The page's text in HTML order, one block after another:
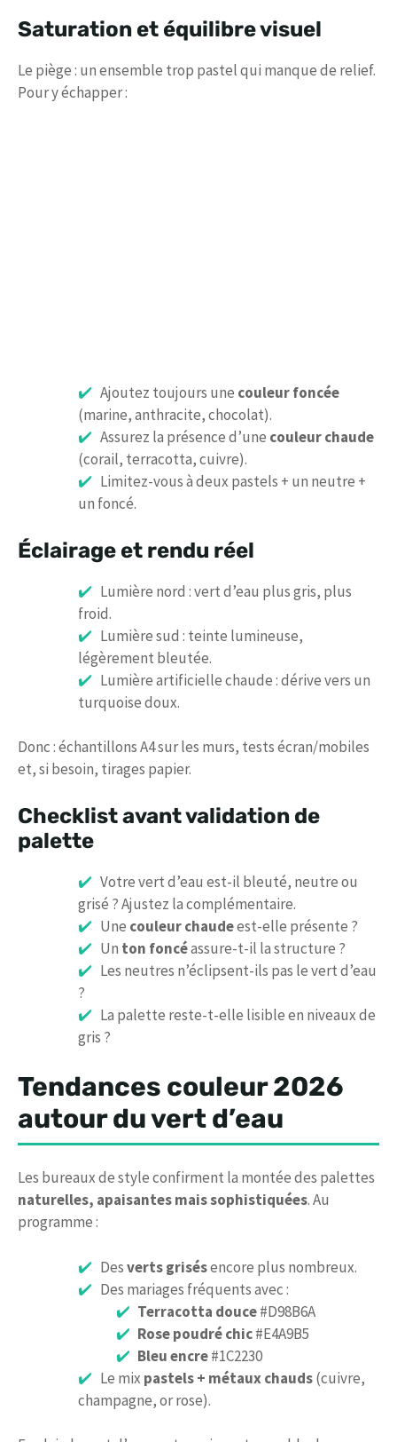
Saturation et équilibre visuel
Le piège : un ensemble trop pastel qui manque de relief.
Pour y échapper :
Ajoutez toujours une couleur foncée
(marine, anthracite, chocolat).
Assurez la présence d’une couleur chaude
(corail, terracotta, cuivre).
Limitez-vous à deux pastels + un neutre +
un foncé.
Éclairage et rendu réel
Lumière nord : vert d’eau plus gris, plus
froid.
Lumière sud : teinte lumineuse,
légèrement bleutée.
Lumière artificielle chaude : dérive vers un
turquoise doux.
Donc : échantillons A4 sur les murs, tests écran/mobiles
et, si besoin, tirages papier.
Checklist avant validation de
palette
Votre vert d’eau est-il bleuté, neutre ou
grisé ? Ajustez la complémentaire.
Une couleur chaudeest-elle présente ?
Un ton foncéassure-t-il la structure ?
Les neutres n’éclipsent-ils pas le vert d’eau
?
La palette reste-t-elle lisible en niveaux de
gris ?
Tendances couleur 2026
autour du vert d’eau
Les bureaux de style confirment la montée des palettes
naturelles, apaisantes mais sophistiquées. Au
programme :
Desverts grisésencore plus nombreux.
Des mariages fréquents avec :
Terracotta douce#D98B6A
Rose poudré chic#E4A9B5
Bleu encre#1C2230
Le mix pastels + métaux chauds(cuivre,
champagne, or rose).